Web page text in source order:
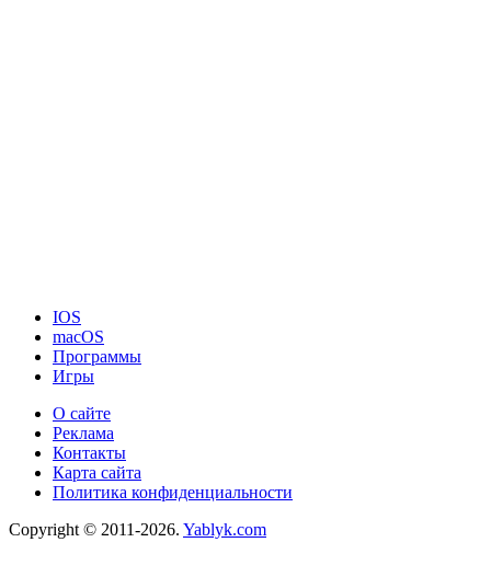
IOS
macOS
Программы
Игры
О сайте
Реклама
Контакты
Карта сайта
Политика конфиденциальности
Copyright © 2011-2026. Yablyk.сom